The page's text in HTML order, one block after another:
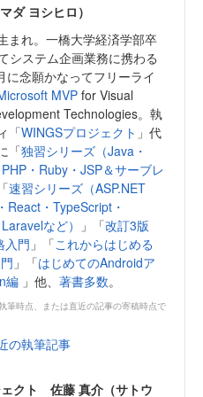
ダ ヨシヒロ）
まれ。一橋大学経済学部卒
システム企画業務に携わる
に念願かなってフリーライ
MVPfor Visual
Technologies。執
「WINGSプロジェクト 」代
「独習シリーズ（Java・
・Ruby・JSP＆サーブレ
速習シリーズ（ASP.NET
React・TypeScript・
など）
」「改訂3版
入門 」「これからはじめる
」「はじめてのAndroidア
編 」他、 著書多数。
筆時点、または直近の記事の寄稿時点で
の執筆記事
クト 佐藤 真介（サトウ